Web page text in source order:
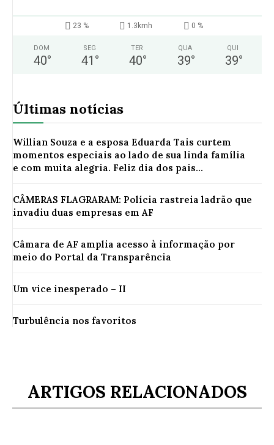
23 % 1.3kmh 0 %
DOM
40°
SEG
41 °
TER
40°
QUA
39°
QUI
39°
Últimas notícias
Willian Souza e a esposa Eduarda Tais curtem
momentos especiais ao lado de sua linda família
e com muita alegria. Feliz dia dos pais...
CÂMERAS FLAGRARAM: Polícia rastreia ladrão que
invadiu duas empresas em AF
Câmara de AF amplia acesso à informação por
meio do Portal da Transparência
Um vice inesperado – II
Turbulência nos favoritos
ARTIGOS RELACIONADOS